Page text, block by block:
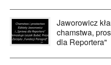
Jaworowicz
chamstwa,
dla Reportera"